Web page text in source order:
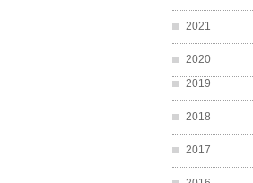
2021
2020
2019
2018
2017